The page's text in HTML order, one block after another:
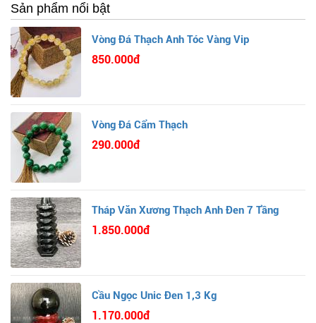
Sản phẩm nổi bật
Vòng Đá Thạch Anh Tóc Vàng Vip
850.000đ
Vòng Đá Cẩm Thạch
290.000đ
Tháp Văn Xương Thạch Anh Đen 7 Tầng
1.850.000đ
Cầu Ngọc Unic Đen 1,3 Kg
1.170.000đ